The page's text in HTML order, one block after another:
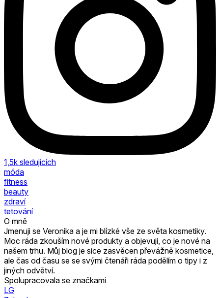
1,5k sledujících
móda
fitness
beauty
zdraví
tetování
O mně
Jmenuji se Veronika a je mi blízké vše ze světa kosmetiky.
Moc ráda zkouším nové produkty a objevuji, co je nové na
našem trhu. Můj blog je sice zasvěcen převážně kosmetice,
ale čas od času se se svými čtenáři ráda podělím o tipy i z
jiných odvětví.
Spolupracovala se značkami
LG